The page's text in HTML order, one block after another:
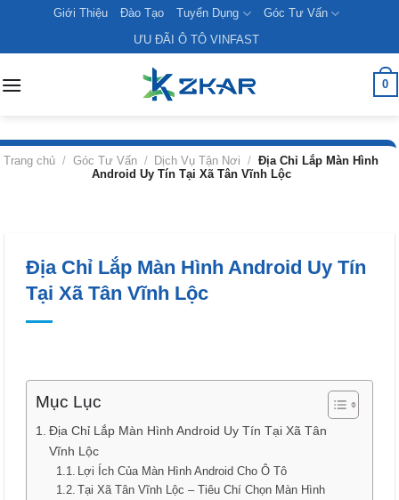
content
Giới Thiệu Đào Tạo Tuyển Dụng
Góc Tư Vấn
ƯU ĐÃI Ô TÔ VINFAST
0
Trang chủ / Góc Tư Vấn / Dịch Vụ Tận Nơi / Địa Chỉ Lắp Màn Hình
Android Uy Tín Tại Xã Tân Vĩnh Lộc
Địa Chỉ Lắp Màn Hình Android Uy Tín
Tại Xã Tân Vĩnh Lộc
Mục Lục
Địa Chỉ Lắp Màn Hình Android Uy Tín Tại Xã Tân
Vĩnh Lộc
Lợi Ích Của Màn Hình Android Cho Ô Tô
Tại Xã Tân Vĩnh Lộc – Tiêu Chí Chọn Màn Hình